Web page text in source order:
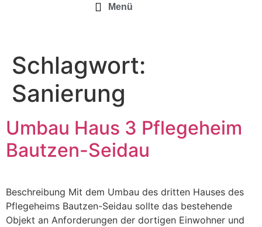
Menü
Schlagwort:
Sanierung
Umbau Haus 3 Pflegeheim
Bautzen-Seidau
Beschreibung Mit dem Umbau des dritten Hauses des
Pflegeheims Bautzen-Seidau sollte das bestehende
Objekt an Anforderungen der dortigen Einwohner und